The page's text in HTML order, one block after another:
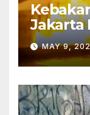
Jakarta
Hari, Ini
MAY 9,